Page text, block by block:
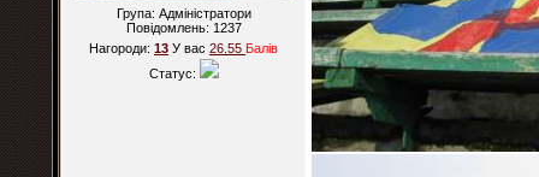
Група: Адміністратори
Повідомлень: 1237
Нагороди: 13 У вас 26.55 Балiв
Статус: